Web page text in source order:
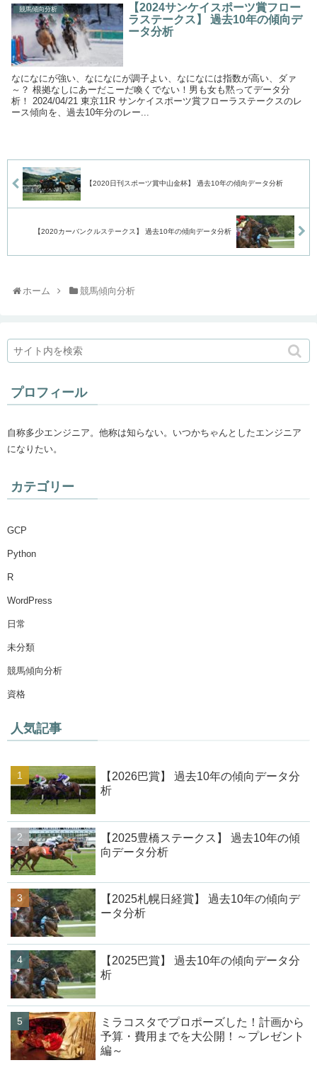
競馬傾向分析
【2024サンケイスポーツ賞フロー
ラステークス】 過去10年の傾向デ
ータ分析
なになにが強い、なになにが調子よい、なになには指数が高い、ダァ
～？ 根拠なしにあーだこーだ喚くでない！男も女も黙ってデータ分
析！ 2024/04/21 東京11R サンケイスポーツ賞フローラステークスのレ
ース傾向を、過去10年分のレー...
【2020日刊スポーツ賞中山金杯】 過去10年の傾向データ分析
【2020カーバンクルステークス】 過去10年の傾向データ分析
ホーム 競馬傾向分析
プロフィール
自称多少エンジニア。他称は知らない。いつかちゃんとしたエンジニア
になりたい。
カテゴリー
GCP
Python
R
WordPress
日常
未分類
競馬傾向分析
資格
人気記事
【2026巴賞】 過去10年の傾向データ分
析
【2025豊橋ステークス】 過去10年の傾
向データ分析
【2025札幌日経賞】 過去10年の傾向デ
ータ分析
【2025巴賞】 過去10年の傾向データ分
析
ミラコスタでプロポーズした！計画から
予算・費用までを大公開！～プレゼント
編～